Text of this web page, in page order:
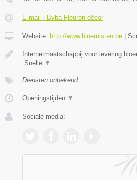
E-mail › Bvba Fleuron décor
Website: http://www.bloemisten.be |
Internetmaatschappij voor levering
.Snelle ▼
Diensten onbekend
Openingstijden ▼
Sociale media: